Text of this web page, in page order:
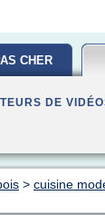
CHER
DE
> cuisine